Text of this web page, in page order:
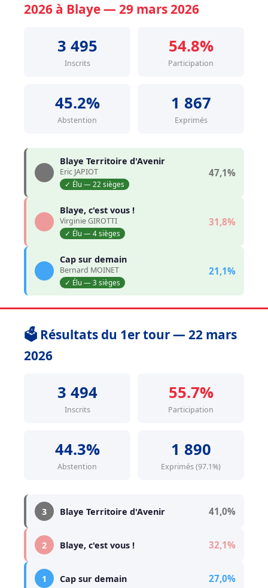
2026 à Blaye — 29 mars 2026
3 495
Inscrits
54.8%
Participation
45.2%
Abstention
1 867
Exprimés
Blaye Territoire d'Avenir
Eric JAPIOT
✓ Élu — 22 sièges
47,1%
Blaye, c'est vous !
Virginie GIROTTI
✓ Élu — 4 sièges
31,8%
Cap sur demain
Bernard MOINET
✓ Élu — 3 sièges
21,1%
🗳️ Résultats du 1er tour — 22 mars
2026
3 494
Inscrits
55.7%
Participation
44.3%
Abstention
1 890
Exprimés (97.1%)
3 Blaye Territoire d'Avenir 41,0%
2 Blaye, c'est vous ! 32,1%
1 Cap sur demain 27,0%